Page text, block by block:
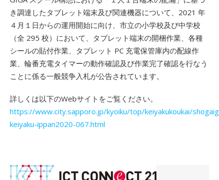
き調達したタブレット端末及び関連機器について、2021 年
４月１日からの運用開始に向け、市立の小学校及び中学校
（全 295 校）において、タブレット端末の開梱作業、各種
シールの貼付作業、タブレット PC 充電保管庫内の配線作
業、輪番充電タイマーの動作確認及び作業完了確認を行なう
ことに係る一般競争入札が公告されています。
詳しくは以下のWebサイトをご覧ください。
https://www.city.sapporo.jp/kyoiku/top/keiyakukoukai/
keiyaku-ippan2020-067.html